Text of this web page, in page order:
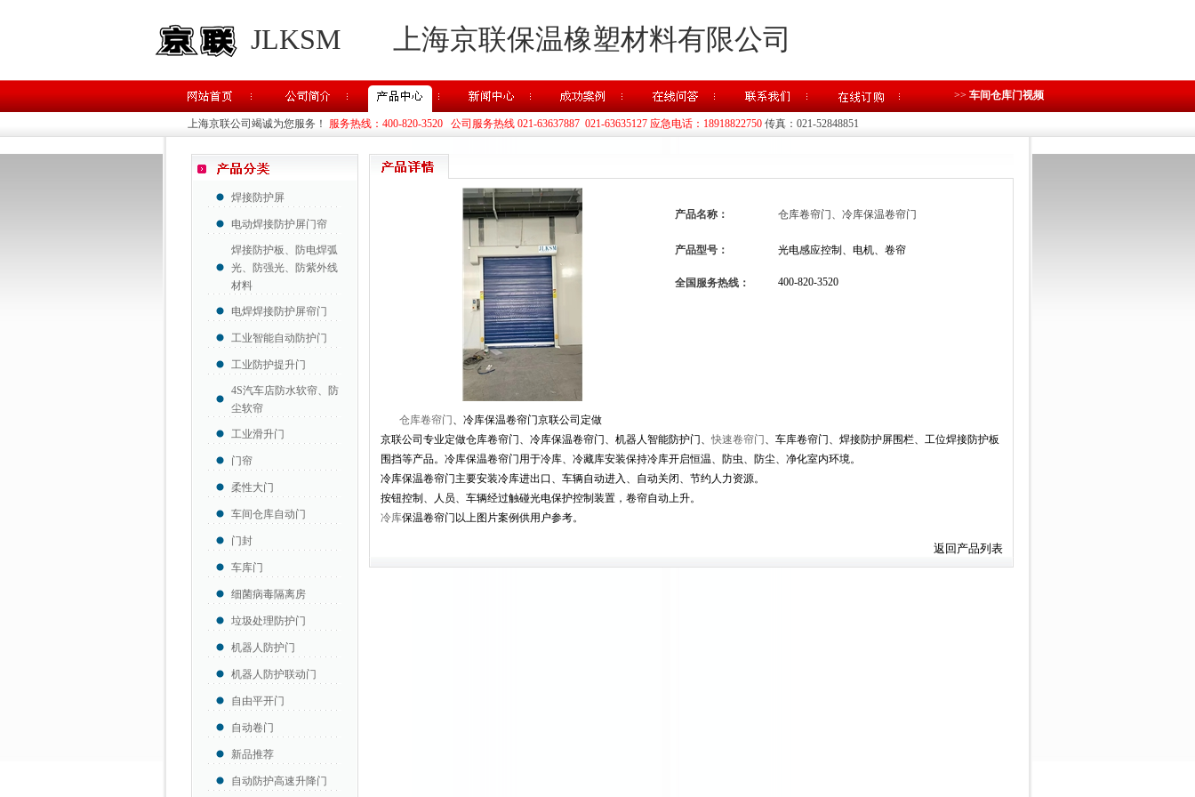
JLKSM 上海京联保温橡塑材料有限公司
>> 车间仓库门视频
上海京联公司竭诚为您服务！ 服务热线：400-820-3520 公司服务热线 021-63637887 021-63635127 应急电话：18918822750传真：021-52848851
焊接防护屏
电动焊接防护屏门帘
焊接防护板、防电焊弧
光、防强光、防紫外线
材料
电焊焊接防护屏帘门
工业智能自动防护门
工业防护提升门
4S汽车店防水软帘、防
尘软帘
工业滑升门
门帘
柔性大门
车间仓库自动门
门封
车库门
细菌病毒隔离房
垃圾处理防护门
机器人防护门
机器人防护联动门
自由平开门
自动卷门
新品推荐
自动防护高速升降门
产品名称： 仓库卷帘门、冷库保温卷帘门
产品型号： 光电感应控制、电机、卷帘
全国服务热线： 400-820-3520
仓库卷帘门 、冷库保温卷帘门京联公司定做
京联公司专业定做仓库卷帘门、冷库保温卷帘门、机器人智能防护门、快速卷帘门 、车库卷帘门、焊接防护屏围栏、工位焊接防护板
围挡等产品。冷库保温卷帘门用于冷库、冷藏库安装保持冷库开启恒温、防虫、防尘、净化室内环境。
冷库保温卷帘门主要安装冷库进出口、车辆自动进入、自动关闭、节约人力资源。
按钮控制、人员、车辆经过触碰光电保护控制装置，卷帘自动上升。
冷库保温卷帘门以上图片案例供用户参考。
返回产品列表